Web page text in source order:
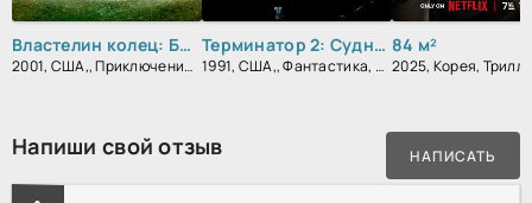
Властелин колец: Братство кольца
2001, США,, Приключения, Фэнтези, Боевик, Зарубежный
Терминатор 2: Судный День
1991, США,, Фантастика, Блокбастер, Боевик, Триллер, Зарубежный
84 м²
2025, Корея,
Напиши свой отзыв НАПИСАТЬ